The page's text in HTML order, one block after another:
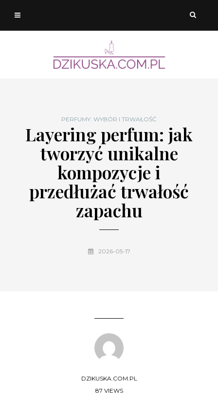
PERFUMY: WYBÓR I TRWAŁOŚĆ
Layering perfum: jak
tworzyć unikalne
kompozycje i
przedłużać trwałość
zapachu
2026-05-17
DZIKUSKA.COM.PL
87 VIEWS